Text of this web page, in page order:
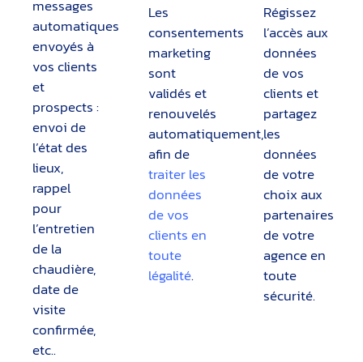
messages
automatiques
envoyés à
vos clients
et
prospects :
envoi de
l’état des
lieux,
rappel
pour
l’entretien
de la
chaudière,
date de
visite
confirmée,
etc..
Les
consentements
marketing
sont
validés et
renouvelés
automatiquement,
afin de
traiter les
données
de vos
clients en
toute
légalité.
Régissez
l’accès aux
données
de vos
clients et
partagez
les
données
de votre
choix aux
partenaires
de votre
agence en
toute
sécurité.